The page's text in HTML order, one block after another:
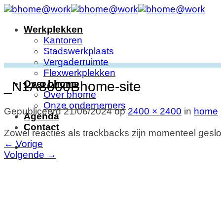
Ga
inhoudWerkplekken
Kantoren
Stadswerkplaats
Vergaderruimte
Flexwerkplekken
Over bhome
Over bhome
Onze ondernemers
Agenda
Contact
_N1A8000Bhome-site
Gepubliceerd21/06/2024op 2400 × 2400 in home
Zowel reacties als trackbacks zijn momenteel
← Vorige
Volgende →